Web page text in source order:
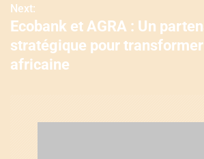
i
g
a
Next:
Ecobank et AGRA : Un
stratégique pour
africaine